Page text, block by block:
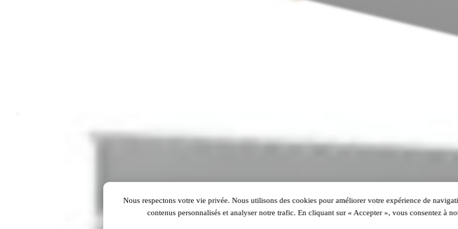
Nous respectons votre vie privée. Nous utilisons des cookies pour améliorer votre expérience de
contenus personnalisés et analyser notre trafic. En cliquant sur « Accepter », vous consentez à